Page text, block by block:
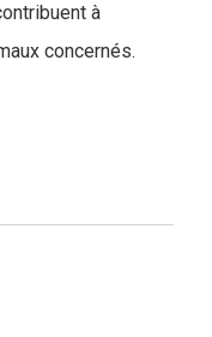
à
concernés.